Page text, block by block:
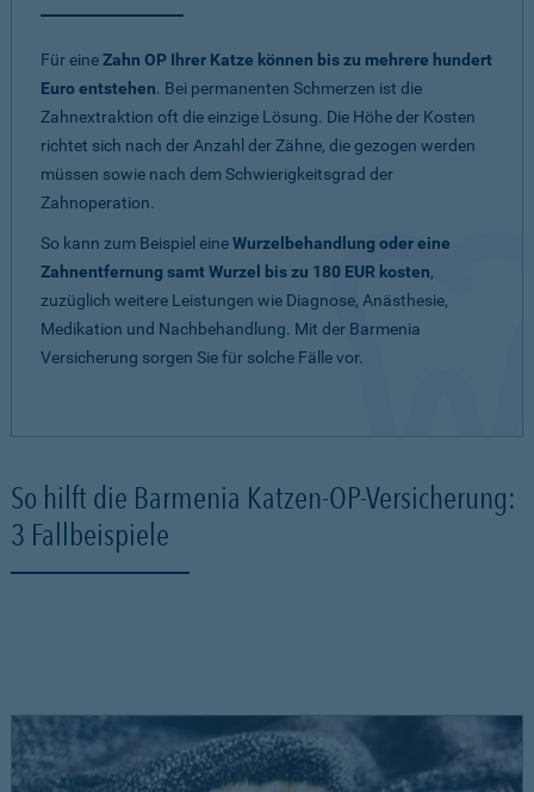
Für eineZahn OP Ihrer Katze können bis zu mehrere hundert
Euro entstehen. Bei permanenten Schmerzen ist die
Zahnextraktion oft die einzige Lösung. Die Höhe der Kosten
richtet sich nach der Anzahl der Zähne, die gezogen werden
müssen sowie nach dem Schwierigkeitsgrad der
Zahnoperation.
So kann zum Beispiel eineWurzelbehandlung oder eine
Zahnentfernung samt Wurzel bis zu 180 EUR kosten,
zuzüglich weitere Leistungen wie Diagnose, Anästhesie,
Medikation und Nachbehandlung. Mit der Barmenia
Versicherung sorgen Sie für solche Fälle vor.
So hilft die Barmenia Katzen-OP-Versicherung:
3 Fallbeispiele